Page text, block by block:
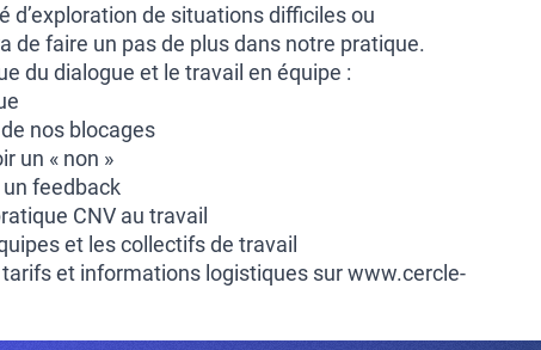
d’exploration de situations difficiles ou
de faire un pas de plus dans notre pratique.
du dialogue et le travail en équipe :
nos blocages
un « non »
feedback
CNV au travail
et les collectifs de travail
et informations logistiques surwww.cercle-